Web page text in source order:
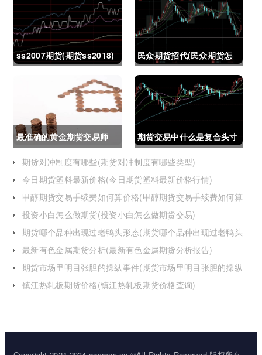
ss2007期货(期货ss2018)
民众期货招代(民众期货怎
么了)
最准确的黄金期货交易师
(最准确的黄金期货交易师
是谁)
期货交易中什么是复合头寸
(期货交易中什么是复合头
寸交易)
期货对冲制度有哪些(期货对冲制度有哪些类型)
今日期货塑料最新价格(今日期货塑料最新价格行情)
甲醇期货交易手续费如何算价格(甲醇期货交易手续费如何算
投资小白怎么做期货(投资小白怎么做期货交易)
期货哪个品种出现过老鸭头形态(期货哪个品种出现过老鸭头
最新有色金属期货分析(最新有色金属期货分析报告)
期货市场里明目张胆的操纵事件(期货市场里明目张胆的操纵
镇江热轧板期货价格(镇江热轧板期货价格查询)